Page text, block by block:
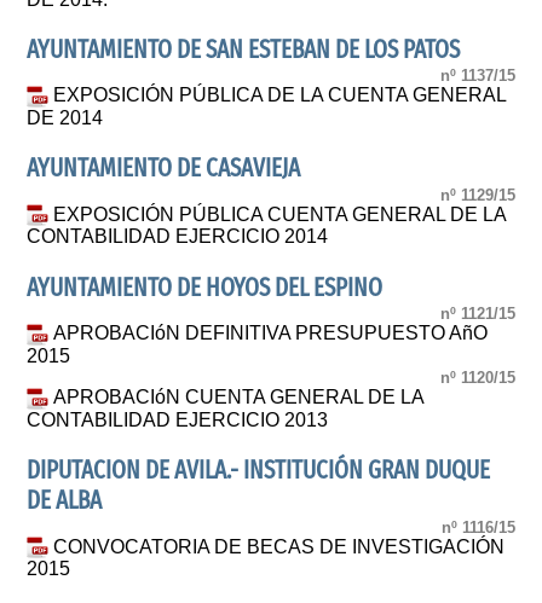
AYUNTAMIENTO DE SAN ESTEBAN DE LOS PATOS
nº 1137/15
EXPOSICIÓN PÚBLICA DE LA CUENTA GENERAL
DE 2014
AYUNTAMIENTO DE CASAVIEJA
nº 1129/15
EXPOSICIÓN PÚBLICA CUENTA GENERAL DE LA
CONTABILIDAD EJERCICIO 2014
AYUNTAMIENTO DE HOYOS DEL ESPINO
nº 1121/15
APROBACIóN DEFINITIVA PRESUPUESTO AñO
2015
nº 1120/15
APROBACIóN CUENTA GENERAL DE LA
CONTABILIDAD EJERCICIO 2013
DIPUTACION DE AVILA.- INSTITUCIÓN GRAN DUQUE
DE ALBA
nº 1116/15
CONVOCATORIA DE BECAS DE INVESTIGACIÓN
2015